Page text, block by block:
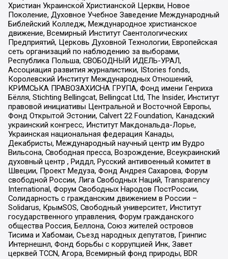
Христиан Украинской Христианской Церкви, Новое
Поколение, Духовное Учебное Заведение Международный
Библейский Колледж, Международное христианское
движение, Всемирный Институт Саентологических
Предприятий, Церковь Духовной Технологии, Европейская
сеть организаций по наблюдению за выборами,
Республика Польша, СВОБОДНЫЙ ИДЕЛЬ-УРАЛ,
Ассоциация развития журналистики, IStories fonds,
Королевский Институт Международных Отношений,
КРИМСЬКА ПРАВОЗАХИСНА ГРУПА, Фонд имени Генриха
Бёлля, Stichting Bellingcat, Bellingcat Ltd, The Insider, Институт
правовой инициативы Центральной и Восточной Европы,
Фонд Открытой Эстонии, Calvert 22 Foundation, Канадский
украинский конгресс, Институт Макдональда-Лорье,
Украинская национальная федерация Канады,
Декабристы, Международный научный центр им Вудро
Вильсона, Свободная пресса, Возрождение, Всеукраинский
духовный центр , Риддл, Русский антивоенный комитет в
Швеции, Проект Медуза, Фонд Андрея Сахарова, Форум
свободной России, Лига Свободных Наций, Transparеncy
International, Форум Свободных Народов ПостРоссии,
Солидарность с гражданским движением в России –
Solidarus, КрымSOS, Свободный университет, Институт
государственного управления, Форум гражданского
общества Россия, Беллона, Союз жителей островов
Тисима и Хабомаи, Съезд народных депутатов, Гринпис
Интернешнл, Фонд борьбы с коррупцией Инк, Завет
церквей TCCN, Агора, Всемирный фонд природы, BDR